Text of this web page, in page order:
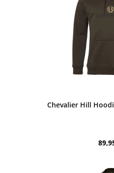
Chevalier Hill